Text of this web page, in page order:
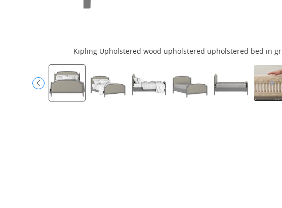
Kipling Upholstered wood upholstered upholstered bed in